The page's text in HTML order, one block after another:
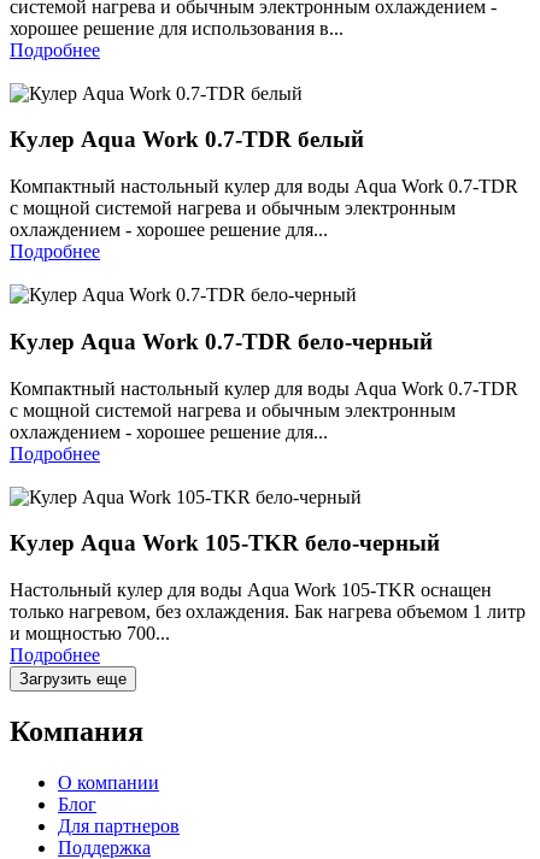
системой нагрева и обычным электронным охлаждением -
хорошее решение для использования в...
Подробнее
Кулер Aqua Work 0.7-TDR белый
Компактный настольный кулер для воды Aqua Work 0.7-TDR
c мощной системой нагрева и обычным электронным
охлаждением - хорошее решение для...
Подробнее
Кулер Aqua Work 0.7-TDR бело-черный
Компактный настольный кулер для воды Aqua Work 0.7-TDR
c мощной системой нагрева и обычным электронным
охлаждением - хорошее решение для...
Подробнее
Кулер Aqua Work 105-TKR бело-черный
Настольный кулер для воды Aqua Work 105-TKR оснащен
только нагревом, без охлаждения. Бак нагрева объемом 1 литр
и мощностью 700...
Подробнее
Загрузить еще
Компания
О компании
Блог
Для партнеров
Поддержка